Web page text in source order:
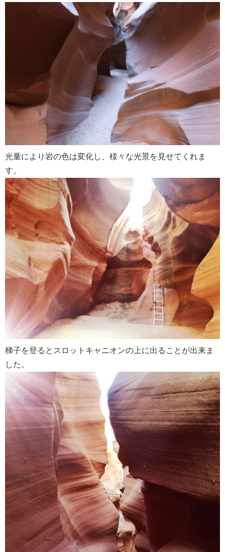
光量により岩の色は変化し、様々な光景を見せてくれま
す。
梯子を登るとスロットキャニオンの上に出ることが出来ま
した。